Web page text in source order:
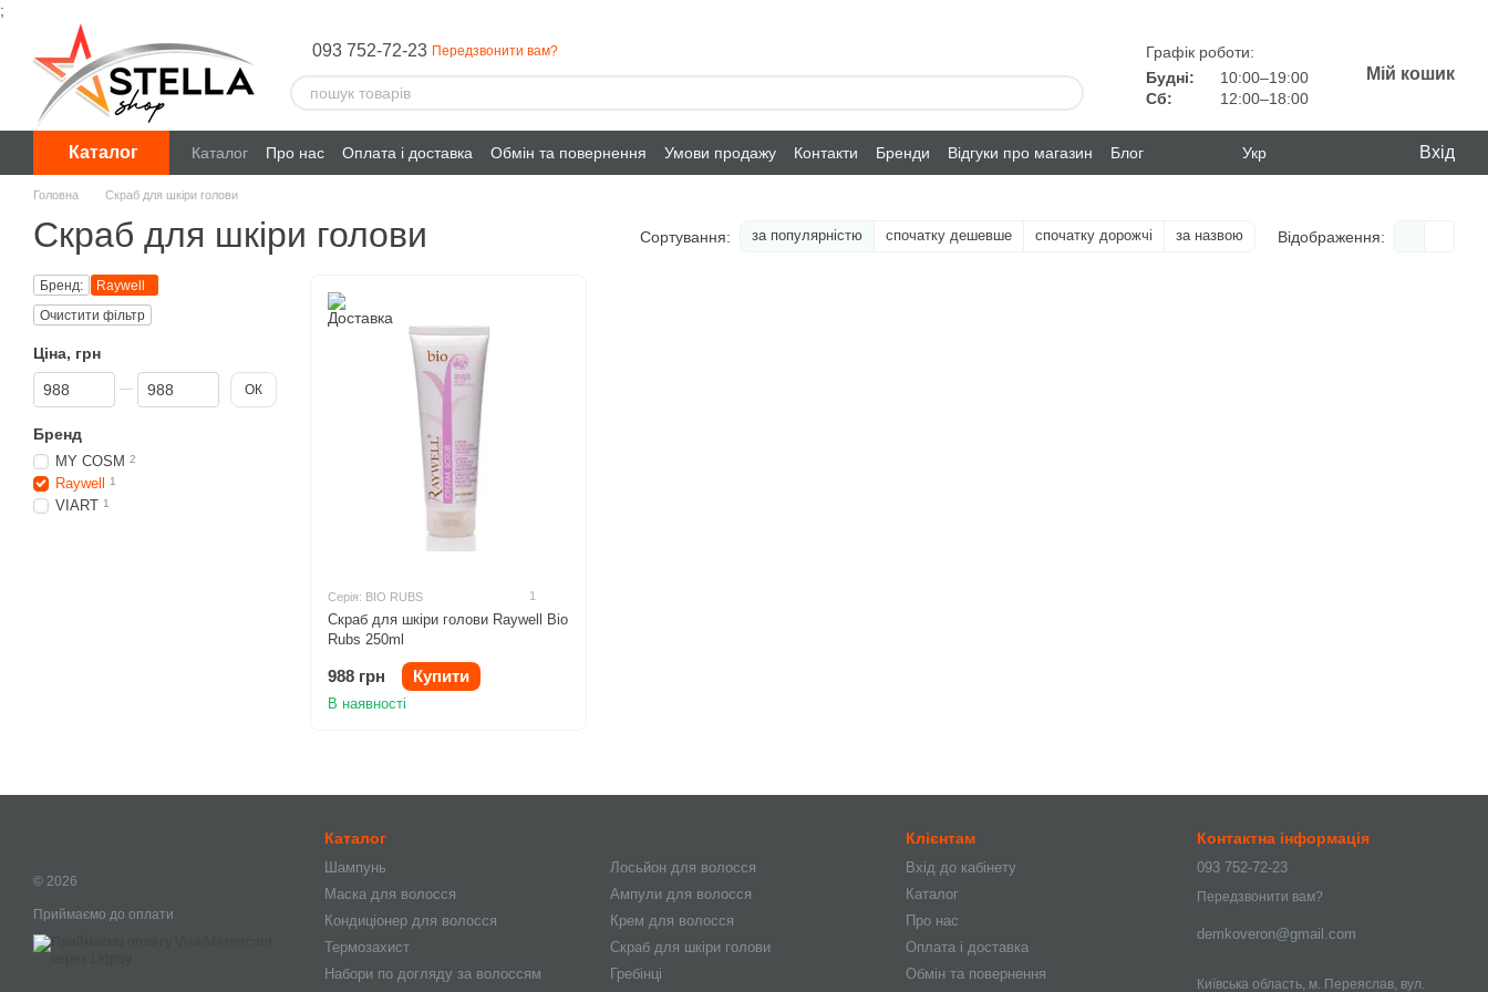
;
Перейти до основного контенту
093 752-72-23 Передзвонити вам?
Графік роботи:
Будні:
10:00–19:00
Сб:
12:00–18:00
Мій кошик
Каталог Каталог Про нас Оплата і доставка Обмін та повернення Умови продажу Контакти Бренди Відгуки про магазин Блог Укр Вхід
Головна Скраб для шкіри голови
Скраб для шкіри голови Сортування: за популярністю спочатку дешевше спочатку дорожчі за назвою Відображення:
Серія: BIO RUBS 1
Скраб для шкіри голови Raywell Bio
Rubs 250ml
988 грн Купити
В наявності
Бренд:
Raywell
Очистити фільтр
Ціна, грн
Від Ціна, грн
До Ціна, грн ОК
Бренд
MY COSM 2
Raywell 1
VIART 1
© 2026
Приймаємо до оплати
Каталог
Шампунь
Маска для волосся
Кондиціонер для волосся
Термозахист
Набори по догляду за волоссям
Лосьйон для волосся
Ампули для волосся
Крем для волосся
Скраб для шкіри голови
Гребінці
Клієнтам
Вхід до кабінету
Каталог
Про нас
Оплата і доставка
Обмін та повернення
Контактна інформація
093 752-72-23
Передзвонити вам?
demkoveron@gmail.com
Київська область, м. Переяслав, вул.